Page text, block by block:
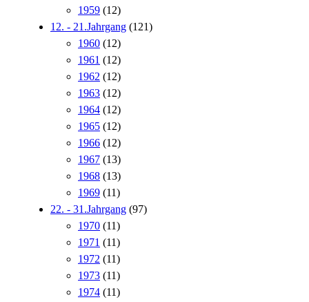
1959 (12)
12. - 21.Jahrgang (121)
1960 (12)
1961 (12)
1962 (12)
1963 (12)
1964 (12)
1965 (12)
1966 (12)
1967 (13)
1968 (13)
1969 (11)
22. - 31.Jahrgang (97)
1970 (11)
1971 (11)
1972 (11)
1973 (11)
1974 (11)